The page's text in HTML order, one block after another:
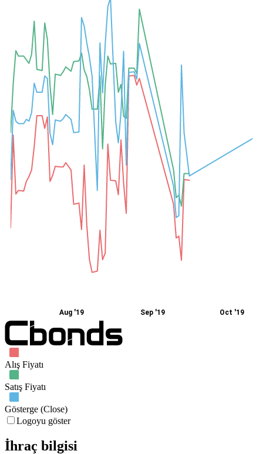
Aug '19 Sep '19 Oct '19
Alış Fiyatı
Satış Fiyatı
Gösterge (Close)
Logoyu göster
İhraç bilgisi